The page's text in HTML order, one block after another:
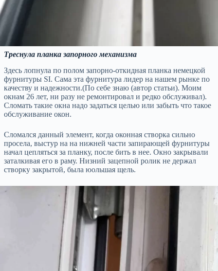
Треснула планка запорного механизма
Здесь лопнула по полом запорно-откидная планка немецкой
фурнитуры SI. Сама эта фурнитура лидер на нашем рынке по
качеству и надежности.(По себе знаю (автор статьи). Моим
окнам 26 лет, ни разу не ремонтировал и редко обслуживал).
Сломать такие окна надо задаться целью или забыть что такое
обслуживание окон.
Сломался данный элемент, когда оконная створка сильно
просела, выстур на на нижней части запирающей фурнитуры
начал цепляться за планку, после бить в нее. Окно закрывали
заталкивая его в раму. Низний зацепной ролик не держал
створку закрытой, была юольшая щель.